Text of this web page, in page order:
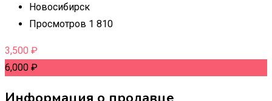
Новосибирск
Просмотров 1 810
3,500 ₽
6,000 ₽